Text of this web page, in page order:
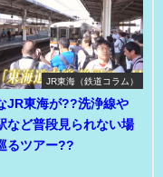
JR東海（鉄道コラム）
JR東海が??洗浄線や
など普段見られない場
るツアー??